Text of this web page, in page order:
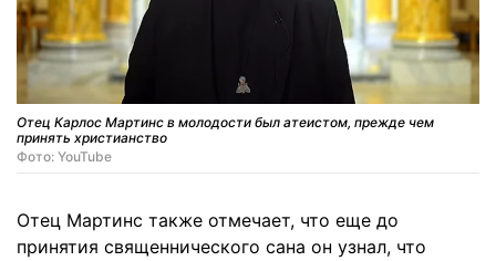
Отец Карлос Мартинс в молодости был атеистом, прежде чем
принять христианство
Фото: YouTube
Отец Мартинс также отмечает, что еще до
принятия священнического сана он узнал, что